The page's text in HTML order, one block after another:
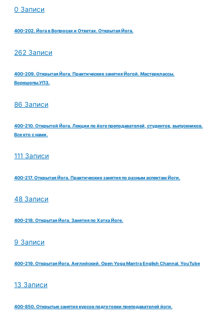
0 Записи
400-202. Йога в Вопросах и Ответах. Открытая Йога.
262 Записи
400-209. Открытая Йога. Практические занятия Йогой. Мастерклассы.
Воркшопы.УПЗ.
86 Записи
400-210. Открытой Йога. Лекции по йоге преподавателей, студентов, выпускников.
Все кто с нами.
111 Записи
400-217. Открытая Йога. Практические занятия по разным аспектам Йоги.
48 Записи
400-218. Открытая Йога. Занятия по Хатха Йоге.
9 Записи
400-219. Открытая Йога. Английский. Open Yoga Mantra English Channal. YouTube
13 Записи
400-850. Открытые занятия курсов подготовки преподавателей йоги.